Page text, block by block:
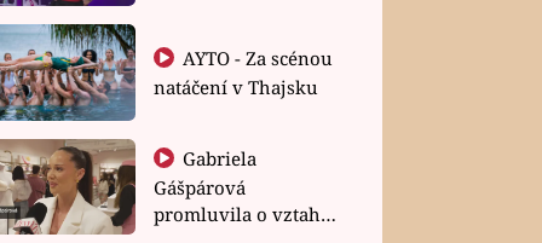
natáčení v Thajsku
Gabriela
Gášpárová
promluvila o vztahu